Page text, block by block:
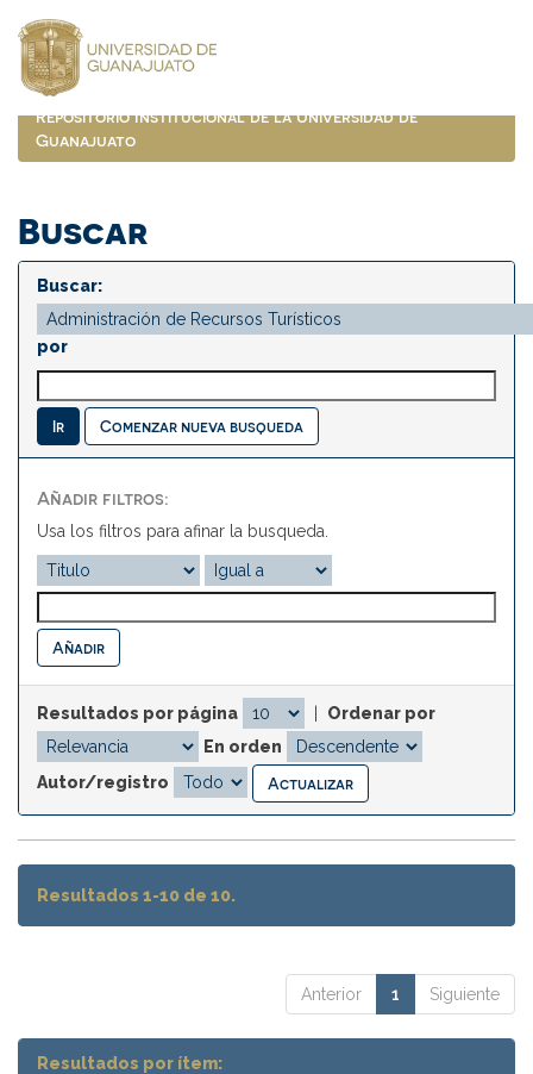
navigation
Repositorio Institucional de la Universidad de
Guanajuato
Buscar
Buscar:
por
Comenzar nueva busqueda
Añadir filtros:
Usa los filtros para afinar la busqueda.
Resultados por página
Ordenar por
En orden
Autor/registro
Resultados 1-10 de 10.
Anterior 1 Siguiente
Resultados por ítem: